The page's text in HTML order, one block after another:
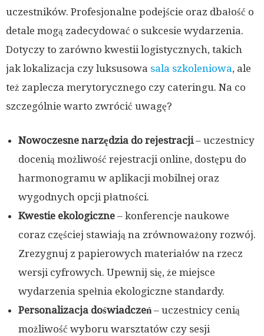
uczestników. Profesjonalne podejście oraz dbałość o
detale mogą zadecydować o sukcesie wydarzenia.
Dotyczy to zarówno kwestii logistycznych, takich
jak lokalizacja czy luksusowa sala szkoleniowa, ale
też zaplecza merytorycznego czy cateringu. Na co
szczególnie warto zwrócić uwagę?
Nowoczesne narzędzia do rejestracji– uczestnicy
docenią możliwość rejestracji online, dostępu do
harmonogramu w aplikacji mobilnej oraz
wygodnych opcji płatności.
Kwestie ekologiczne – konferencje naukowe
coraz częściej stawiają na zrównoważony rozwój.
Zrezygnuj z papierowych materiałów na rzecz
wersji cyfrowych. Upewnij się, że miejsce
wydarzenia spełnia ekologiczne standardy.
Personalizacja doświadczeń– uczestnicy cenią
możliwość wyboru warsztatów czy sesji